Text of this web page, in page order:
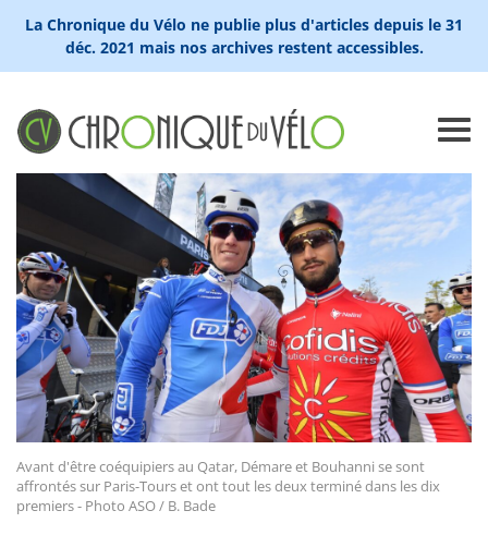
La Chronique du Vélo ne publie plus d'articles depuis le 31
déc. 2021 mais nos archives restent accessibles.
Avant d'être coéquipiers au Qatar, Démare et Bouhanni se sont
affrontés sur Paris-Tours et ont tout les deux terminé dans les dix
premiers - Photo ASO / B. Bade